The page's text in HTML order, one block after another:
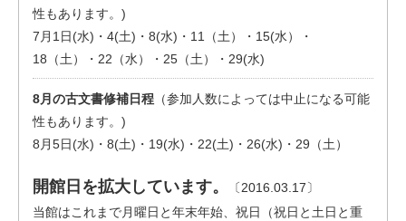
性もあります。)
7月1日(水)・4(土)・8(水)・11（土）・15(水）・
18（土）・22（水）・25（土）・29(水)
8月の古文書修補日程 （参加人数によっては中止になる可能
性もあります。)
8月5日(水)・8(土)・19(水)・22(土)・26(水)・29（土）
開館日を拡大しています。
〔2016.03.17〕
当館はこれまで月曜日と年末年始、祝日（祝日と土日と重